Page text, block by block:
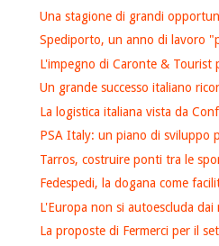
Una stagione di grandi
Spediporto, un anno di lavoro
L'impegno di Caronte & Tourist
Un grande successo italiano
La logistica italiana vista da
PSA Italy: un piano di sviluppo
Tarros, costruire ponti tra le
Fedespedi, la dogana come
L'Europa non si autoescluda dai
La proposte di Fermerci per il